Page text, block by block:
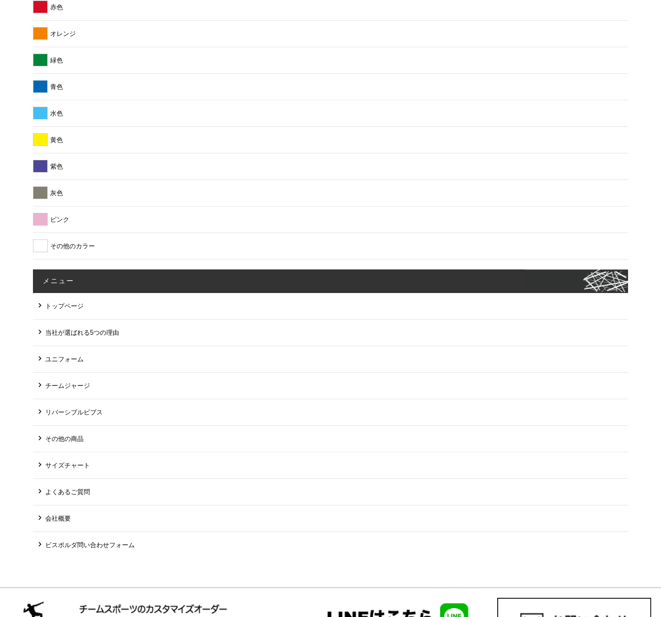
赤色
オレンジ
緑色
青色
水色
黄色
紫色
灰色
ピンク
その他のカラー
メニュー
トップページ
当社が選ばれる5つの理由
ユニフォーム
チームジャージ
リバーシブルビブス
その他の商品
サイズチャート
よくあるご質問
会社概要
ビスポルダ問い合わせフォーム